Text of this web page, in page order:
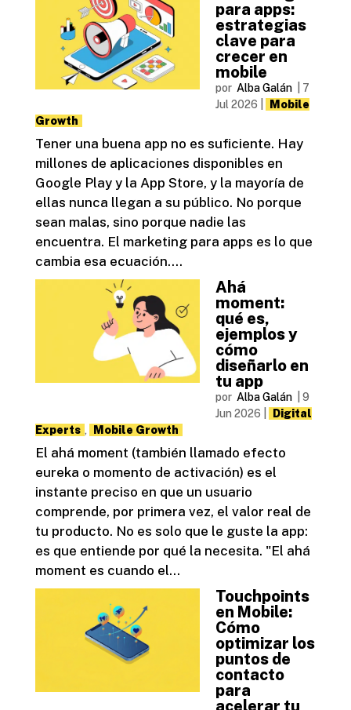
para apps:
estrategias
clave para
crecer en
mobile
por Alba Galán
7
Jul 2026
Mobile
Growth
Tener una buena app no es suficiente. Hay
millones de aplicaciones disponibles en
Google Play y la App Store, y la mayoría de
ellas nunca llegan a su público. No porque
sean malas, sino porque nadie las
encuentra. El marketing para apps es lo que
cambia esa ecuación....
Ahá
moment:
qué es,
ejemplos y
cómo
diseñarlo en
tu app
por Alba Galán
9
Jun 2026
Digital
Experts , Mobile Growth
El ahá moment (también llamado efecto
eureka o momento de activación) es el
instante preciso en que un usuario
comprende, por primera vez, el valor real de
tu producto. No es solo que le guste la app:
es que entiende por qué la necesita. "El ahá
moment es cuando el...
Touchpoints
en Mobile:
Cómo
optimizar los
puntos de
contacto
para
acelerar tu